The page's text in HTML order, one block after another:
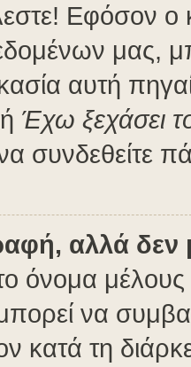
Εφόσον ο
μας,
αυτή
Έχω ξεχάσει
συνδεθείτε
αλλά
όνομα μέλους
να
κατά τη